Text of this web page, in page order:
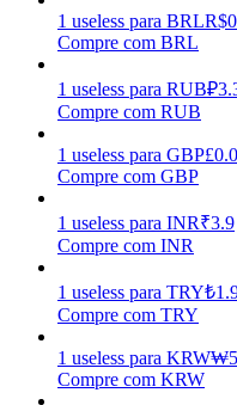
Estacamento
Altos retornos e acesso
1 useless para BRLR$
Compre com BRL
1 useless para RUB₽
Compre com RUB
1 useless para GBP£
Compre com GBP
1 useless para INR₹3.9
Compre com INR
1 useless para TRY₺
Compre com TRY
1 useless para KRW₩
Compre com KRW